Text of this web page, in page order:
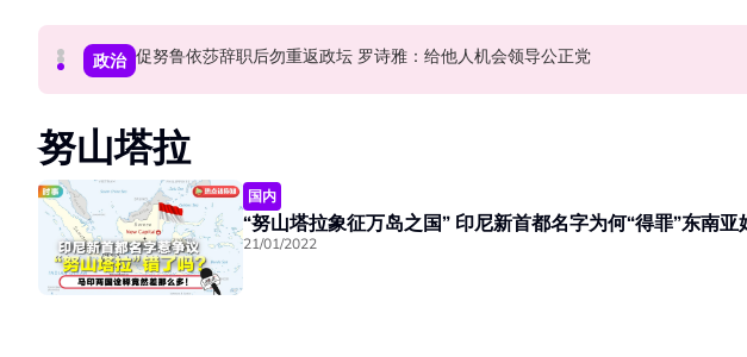
国际 泰校园枪击案酿8师生亡 枪手疑遭长期遭霸凌成导火索
政治 炮轰哈迪不了解章程 阿兹敏：国盟无“自动退盟”规定
政治 促努鲁依莎辞职后勿重返政坛 罗诗雅：给他人机会领导公正党
努山塔拉
国内
“努山塔拉象征万岛之国” 印尼新首都名字为何“得罪”东
21/01/2022